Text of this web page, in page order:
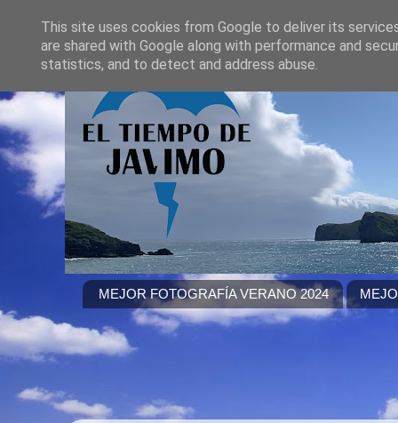
MEJOR FOTOGRAFÍA VERANO 2024
This site uses cookies from Google to deliver its
are shared with Google along with performance and
statistics, and to detect and address abuse.